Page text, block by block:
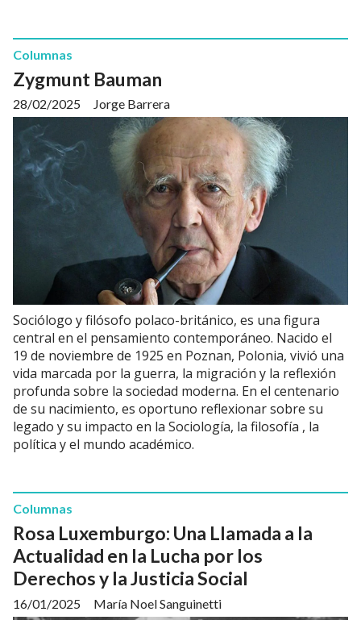
Zygmunt Bauman
Jorge Barrera
Columnas
28/02/2025
Sociólogo y filósofo polaco-británico, es una figura
central en el pensamiento contemporáneo. Nacido el
19 de noviembre de 1925 en Poznan, Polonia, vivió una
vida marcada por la guerra, la migración y la reflexión
profunda sobre la sociedad moderna. En el centenario
de su nacimiento, es oportuno reflexionar sobre su
legado y su impacto en la Sociología, la filosofía , la
política y el mundo académico.
Rosa Luxemburgo: Una Llamada a la
Actualidad en la Lucha por los
Derechos y la Justicia Social
María Noel Sanguinetti
Columnas
16/01/2025